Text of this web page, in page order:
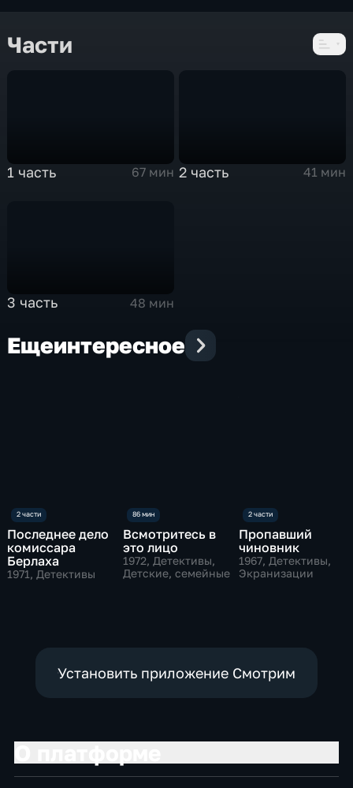
Части
1 часть 67 мин 2 часть 41 мин
3 часть 48 мин
Ещеинтересное
Последнее дело
комиссара
Берлаха
1971, Детективы
Всмотритесь в
это лицо
1972, Детективы,
Детские, семейные
Пропавший
чиновник
1967, Детективы,
Экранизации
Установить приложение Смотрим